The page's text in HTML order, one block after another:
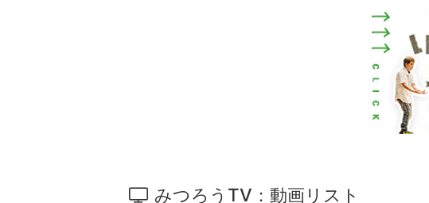
みつろうTV：動画リスト